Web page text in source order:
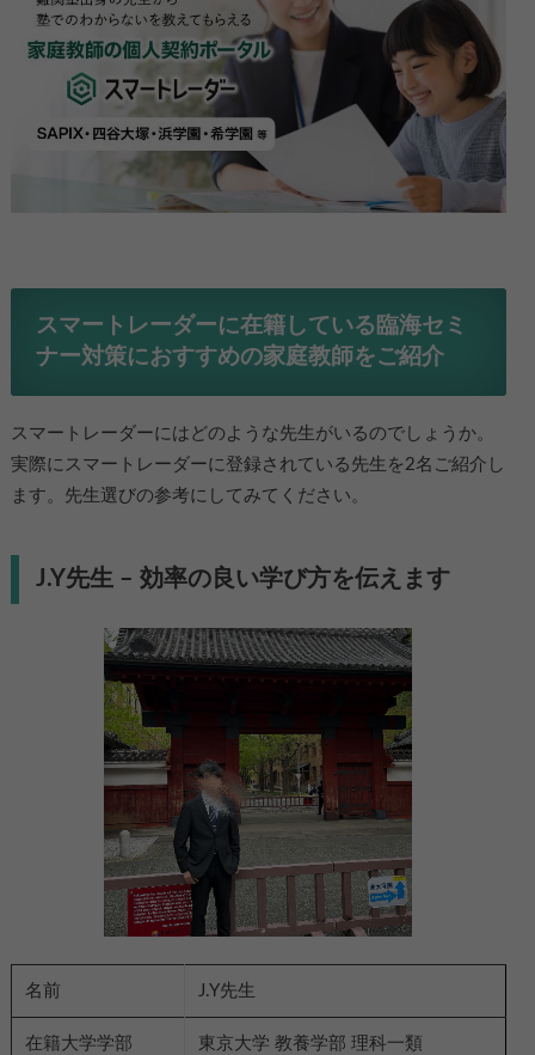
スマートレーダーに在籍している臨海セミ
ナー対策におすすめの家庭教師をご紹介
スマートレーダーにはどのような先生がいるのでしょうか。
実際にスマートレーダーに登録されている先生を2名ご紹介し
ます。先生選びの参考にしてみてください。
J.Y先生 – 効率の良い学び方を伝えます
名前 J.Y先生
在籍大学学部 東京大学 教養学部 理科一類